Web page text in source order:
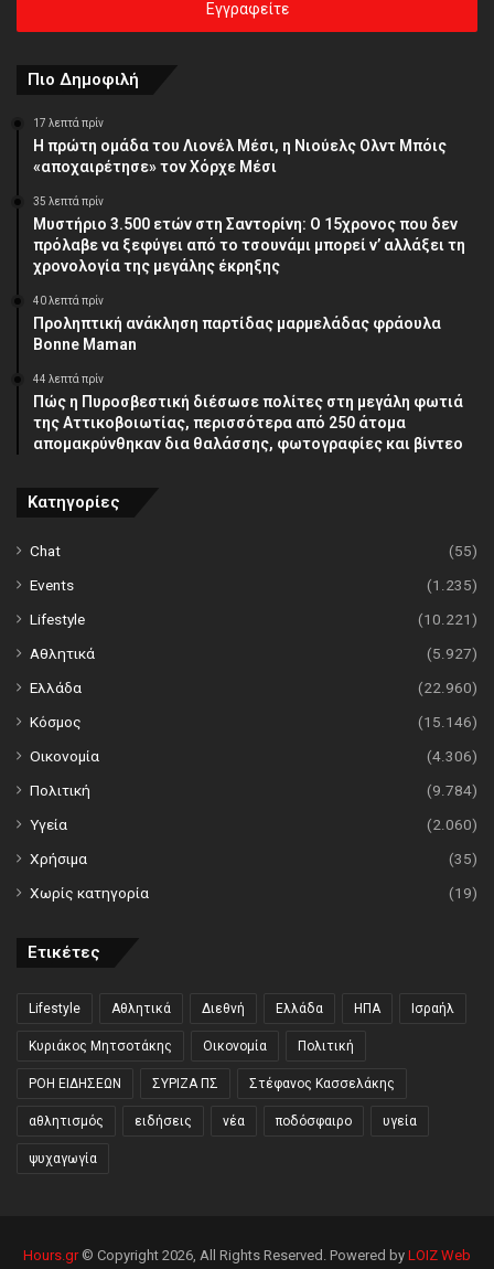
διεύθυνση
Πιο Δημοφιλή
17 λεπτά πρίν
Η πρώτη ομάδα του Λιονέλ Μέσι, η Νιούελς Ολντ Μπόις
«αποχαιρέτησε» τον Χόρχε Μέσι
35 λεπτά πρίν
Μυστήριο 3.500 ετών στη Σαντορίνη: Ο 15χρονος που δεν
πρόλαβε να ξεφύγει από το τσουνάμι μπορεί ν’ αλλάξει τη
χρονολογία της μεγάλης έκρηξης
40 λεπτά πρίν
Προληπτική ανάκληση παρτίδας μαρμελάδας φράουλα
Bonne Maman
44 λεπτά πρίν
Πώς η Πυροσβεστική διέσωσε πολίτες στη μεγάλη φωτιά
της Αττικοβοιωτίας, περισσότερα από 250 άτομα
απομακρύνθηκαν δια θαλάσσης, φωτογραφίες και βίντεο
Κατηγορίες
Chat
(55)
Events
(1.235)
Lifestyle
(10.221)
Αθλητικά
(5.927)
Ελλάδα
(22.960)
Κόσμος
(15.146)
Οικονομία
(4.306)
Πολιτική
(9.784)
Υγεία
(2.060)
Χρήσιμα
(35)
Χωρίς κατηγορία
(19)
Ετικέτες
Lifestyle Αθλητικά Διεθνή Ελλάδα ΗΠΑ Ισραήλ
Κυριάκος Μητσοτάκης Οικονομία Πολιτική
ΡΟΗ ΕΙΔΗΣΕΩΝ ΣΥΡΙΖΑ ΠΣ Στέφανος Κασσελάκης
αθλητισμός ειδήσεις νέα ποδόσφαιρο υγεία
ψυχαγωγία
Hours.gr© Copyright 2026, All Rights Reserved. Powered by LOIZ Web